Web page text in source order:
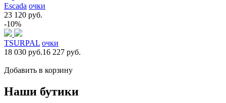
Escada очки
23 120 руб.
-10%
TSURPAL очки
18 030 руб.16 227 руб.
Добавить в корзину
Наши бутики